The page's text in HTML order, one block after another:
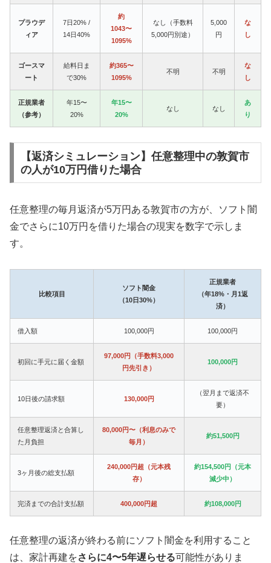
プラウデ
ィア
7日20% /
14日40%
約
1043〜
1095%
なし（手数料
5,000円別途）
5,000
円
な
し
ゴースマ
ート
給料日ま
で30%
約365〜
1095%
不明 不明
な
し
正規業者
（参考）
年15〜
20%
年15〜
20%
なし なし
あ
り
【返済シミュレーション】任意整理中の敦賀市
の人が10万円借りた場合
任意整理の毎月返済が5万円ある敦賀市の方が、ソフト闇
金でさらに10万円を借りた場合の現実を数字で示しま
す。
比較項目
ソフト闇金
（10日30%）
正規業者
（年18%・月1返
済）
借入額 100,000円 100,000円
初回に手元に届く金額
97,000円（手数料3,000
円先引き）
100,000円
10日後の請求額 130,000円
（翌月まで返済不
要）
任意整理返済と合算し
た月負担
80,000円〜（利息のみで
毎月）
約51,500円
3ヶ月後の総支払額
240,000円超（元本残
存）
約154,500円（元本
減少中）
完済までの合計支払額 400,000円超 約108,000円
任意整理の返済が終わる前にソフト闇金を利用すること
は、家計再建をさらに4〜5年遅らせる可能性がありま